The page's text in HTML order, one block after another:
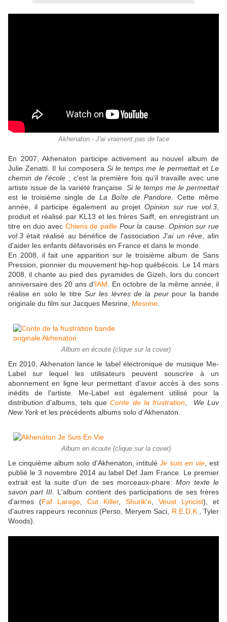
Akhenaton - J'ai vraiment pas de face
En 2007, Akhenaton participe activement au nouvel album de
Julie Zenatti. Il lui composera Si le temps me le permettaitetLe
chemin de l'école ; c'est la première fois qu'il travaille avec une
artiste issue de la variété française. Si le temps me le permettait
est le troisième single de La Boîte de Pandore . Cette même
année, il participe également au projet Opinion sur rue vol.3
produit et réalisé par KL13 et les frères Saiff, en enregistrant un
titre en duo avec Chiens de paille Pour la cause Opinion sur rue
vol.3 était réalisé au bénéfice de l'associationJ'ai un rêve, afin
d'aider les enfants défavorisés en France et dans le monde.
En 2008, il fait une apparition sur le troisième album de Sans
Pression, pionnier du mouvement hip-hop québécois. Le 14 mars
2008 , il chante au pied des pyramides de Gizeh, lors du concert
anniversaire des 20 ans d'IAM . En octobre de la même année, il
réalise en solo le titre Sur les lèvres de la peurpour la bande
originale du film sur Jacques Mesrine, Mesrine
Album en écoute (clique sur la cover)
En 2010, Akhenaton lance le label électronique de musique Me-
Label sur lequel les utilisateurs peuvent souscrire à un
abonnement en ligne leur permettant d'avoir accès à des sons
inédits de l'artiste. Me-Label est également utilisé pour la
distribution d'albums, tels queConte de la frustration
We Luv
New Yorket les précédents albums solo d'Akhenaton.
Album en écoute (clique sur la cover)
Le cinquième album solo d'Akhenaton, intituléJe suis en vie , est
publié le 3 novembre 2014au label Def Jam France. Le premier
extrait est la suite d'un de ses morceaux-phare:Mon texte le
savon part III . L'album contient des participations de ses frères
d'armes (Faf Larage Cut Killer, Shurik'n Veust Lyricist), et
d'autres rappeurs reconnus (Perso, Meryem Saci, R.E.D.K.
, Tyler
Woods).